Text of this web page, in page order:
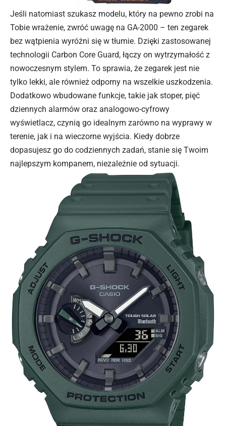
Jeśli natomiast szukasz modelu, który na pewno zrobi na
Tobie wrażenie, zwróć uwagę na GA-2000 – ten zegarek
bez wątpienia wyróżni się w tłumie. Dzięki zastosowanej
technologii Carbon Core Guard, łączy on wytrzymałość z
nowoczesnym stylem. To sprawia, że zegarek jest nie
tylko lekki, ale również odporny na wszelkie uszkodzenia.
Dodatkowo wbudowane funkcje, takie jak stoper, pięć
dziennych alarmów oraz analogowo-cyfrowy
wyświetlacz, czynią go idealnym zarówno na wyprawy w
terenie, jak i na wieczorne wyjścia. Kiedy dobrze
dopasujesz go do codziennych zadań, stanie się Twoim
najlepszym kompanem, niezależnie od sytuacji.